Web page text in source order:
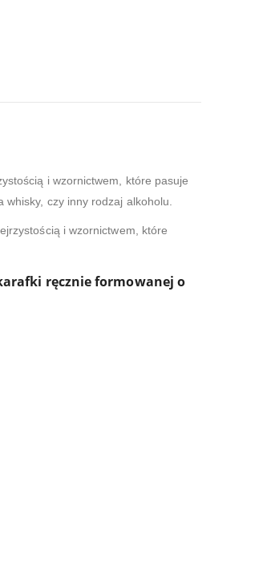
i wzornictwem, które pasuje
czy inny rodzaj alkoholu.
i wzornictwem, które
ręcznie formowanej o